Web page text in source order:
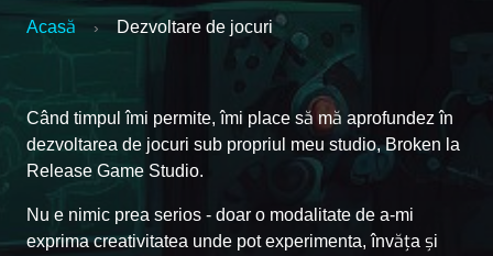
Acasă › Dezvoltare de jocuri
Când timpul îmi permite, îmi place să mă aprofundez în
dezvoltarea de jocuri sub propriul meu studio, Broken la
Release Game Studio.
Nu e nimic prea serios - doar o modalitate de a-mi
exprima creativitatea unde pot experimenta, învăța și